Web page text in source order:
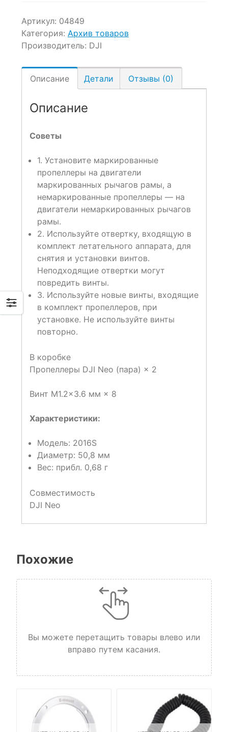
Артикул: 04849
Категория: Архив товаров
Производитель: DJI
Описание Детали Отзывы (0)
Описание
Советы
1. Установите маркированные
пропеллеры на двигатели
маркированных рычагов рамы, а
немаркированные пропеллеры — на
двигатели немаркированных рычагов
рамы.
2. Используйте отвертку, входящую в
комплект летательного аппарата, для
снятия и установки винтов.
Неподходящие отвертки могут
повредить винты.
3. Используйте новые винты, входящие
в комплект пропеллеров, при
установке. Не используйте винты
повторно.
В коробке
Пропеллеры DJI Neo (пара) × 2
Винт M1.2×3.6 мм × 8
Характеристики:
Модель: 2016S
Диаметр: 50,8 мм
Вес: прибл. 0,68 г
Совместимость
DJI Neo
Похожие
Вы можете перетащить товары влево или
вправо путем касания.